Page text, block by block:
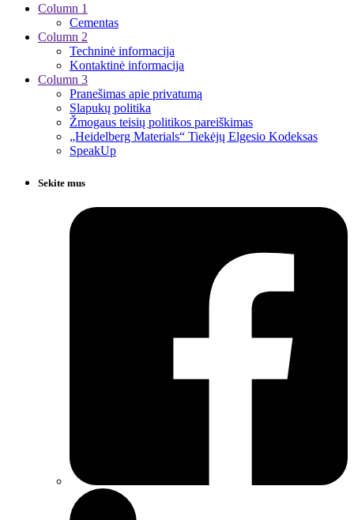
Column 1
Cementas
Column 2
Techninė informacija
Kontaktinė informacija
Column 3
Pranešimas apie privatumą
Slapukų politika
Žmogaus teisių politikos pareiškimas
„Heidelberg Materials“ Tiekėjų Elgesio Kodeksas
SpeakUp
Sekite mus